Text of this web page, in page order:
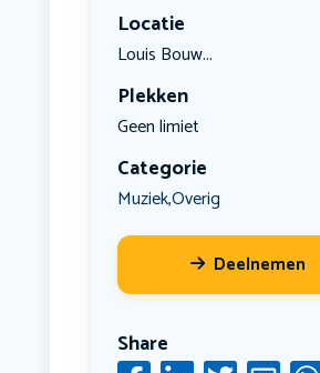
Locatie
Louis Bouw...
Plekken
Geen limiet
Categorie
Muziek,Overig
Deelnemen
Share